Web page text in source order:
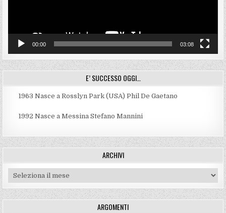
00:00 03:08
E’ SUCCESSO OGGI…
1963 Nasce a Rosslyn Park (USA) Phil De Gaetano
1992 Nasce a Messina Stefano Mannini
ARCHIVI
Archivi
ARGOMENTI